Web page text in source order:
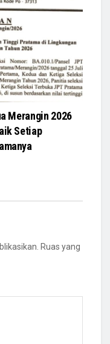
Merangin 2026
Setiap
Ruas yang